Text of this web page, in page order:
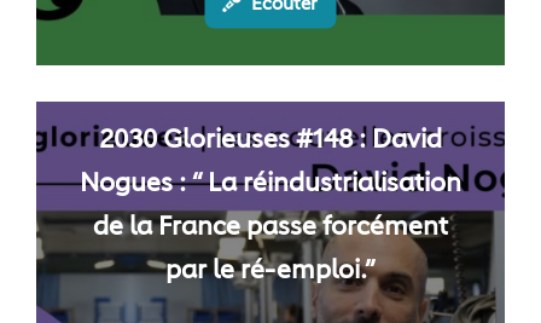
Ecouter
2030 Glorieuses #148 : David
Nogues : “ La réindustrialisation
de la France passe forcément
par le ré-emploi.”